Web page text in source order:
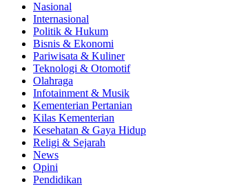
Nasional
Internasional
Politik & Hukum
Bisnis & Ekonomi
Pariwisata & Kuliner
Teknologi & Otomotif
Olahraga
Infotainment & Musik
Kementerian Pertanian
Kilas Kementerian
Kesehatan & Gaya Hidup
Religi & Sejarah
News
Opini
Pendidikan